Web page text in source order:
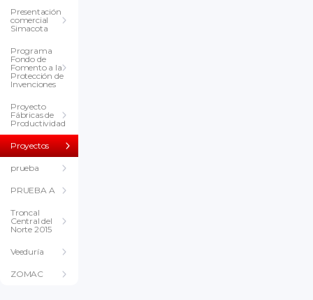
Presentación
comercial
Simacota
Programa
Fondo de
Fomento a la
Protección de
Invenciones
Proyecto
Fábricas de
Productividad
Proyectos
prueba
PRUEBA A
Troncal
Central del
Norte 2015
Veeduría
ZOMAC